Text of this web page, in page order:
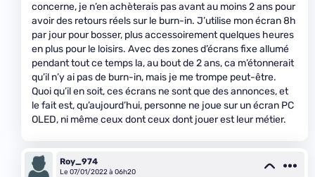
concerne, je n’en achèterais pas avant au moins 2 ans pour
avoir des retours réels sur le burn-in. J’utilise mon écran 8h
par jour pour bosser, plus accessoirement quelques heures
en plus pour le loisirs. Avec des zones d’écrans fixe allumé
pendant tout ce temps la, au bout de 2 ans, ca m’étonnerait
qu’il n’y ai pas de burn-in, mais je me trompe peut-être.
Quoi qu’il en soit, ces écrans ne sont que des annonces, et
le fait est, qu’aujourd’hui, personne ne joue sur un écran PC
OLED, ni même ceux dont ceux dont jouer est leur métier.
Roy_974
Le 07/01/2022 à 06h20